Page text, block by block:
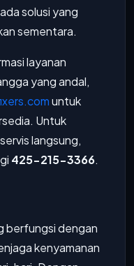
solusi yang
sementara.
layanan
yang andal,
untuk
Untuk
langsung,
425-215-3366.
berfungsi dengan
kenyamanan